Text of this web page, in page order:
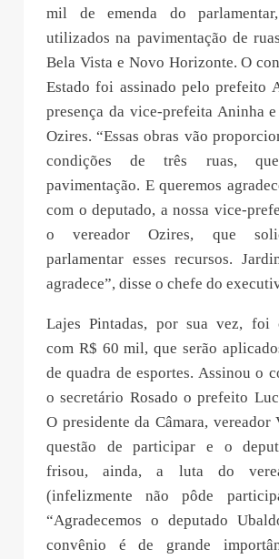
mil de emenda do
utilizados na pavimentação de
Bela Vista e Novo Horizonte. O
Estado foi assinado pelo prefeito
presença da vice-prefeita Aninha
Ozires. “Essas obras vão
condições de três ruas, que
pavimentação. E queremos
com o deputado, a nossa vice-
o vereador Ozires, que
parlamentar esses recursos.
agradece”, disse o chefe do
Lajes Pintadas, por sua vez, foi
com R$ 60 mil, que serão
de quadra de esportes. Assinou o
o secretário Rosado o prefeito
O presidente da Câmara, vereador
questão de participar e o
frisou, ainda, a luta do
(infelizmente não pôde
“Agradecemos o deputado
convênio é de grande